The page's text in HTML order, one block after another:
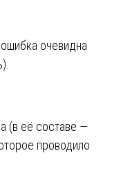
очевидна
(в её составе —
проводило